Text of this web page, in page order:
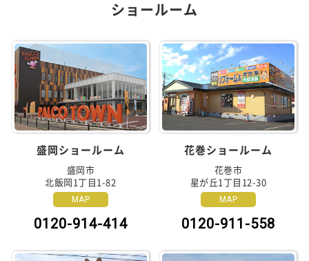
ショールーム
盛岡ショールーム
盛岡市
北飯岡1丁目1-82
MAP
0120-914-414
花巻ショールーム
花巻市
星が丘1丁目12-30
MAP
0120-911-558